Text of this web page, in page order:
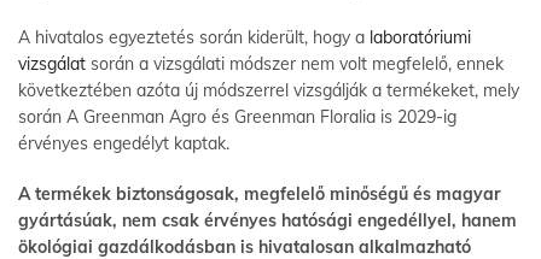
A hivatalos egyeztetés során kiderült, hogy a laboratóriumi
vizsgálat során a vizsgálati módszer nem volt megfelelő, ennek
következtében azóta új módszerrel vizsgálják a termékeket, mely
során A Greenman Agro és Greenman Floralia is 2029-ig
érvényes engedélyt kaptak.
A termékek biztonságosak, megfelelő minőségű és magyar
gyártásúak, nem csak érvényes hatósági engedéllyel, hanem
ökológiai gazdálkodásban is hivatalosan alkalmazható